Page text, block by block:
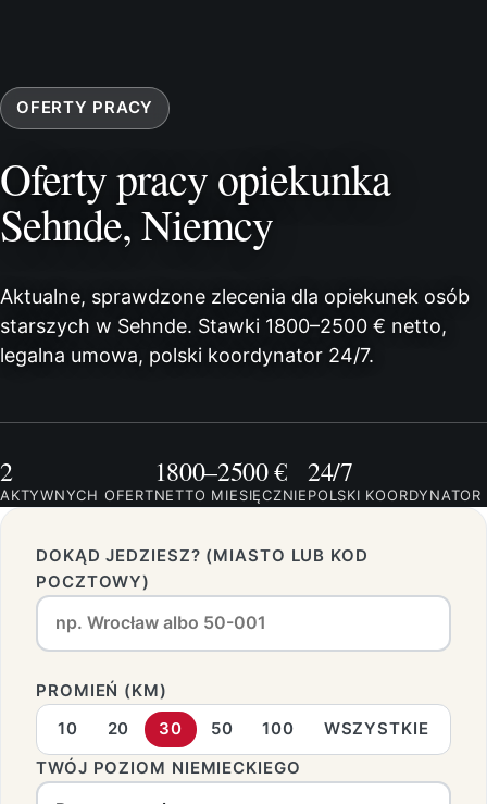
OFERTY PRACY
Oferty pracy opiekunka
Sehnde, Niemcy
Aktualne, sprawdzone zlecenia dla opiekunek osób
starszych w Sehnde. Stawki 1800–2500 € netto,
legalna umowa, polski koordynator 24/7.
2
AKTYWNYCH OFERT
1800–2500 €
NETTO MIESIĘCZNIE
24/7
POLSKI KOORDYNATOR
DOKĄD JEDZIESZ? (MIASTO LUB KOD
POCZTOWY)
PROMIEŃ (KM)
10
20 30 50 100
WSZYSTKIE
TWÓJ POZIOM NIEMIECKIEGO